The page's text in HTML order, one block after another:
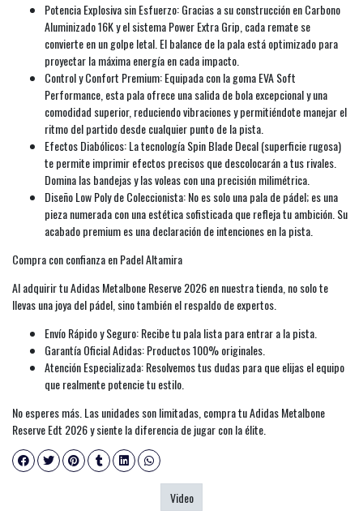
Potencia Explosiva sin Esfuerzo: Gracias a su construcción en Carbono
Aluminizado 16K y el sistema Power Extra Grip, cada remate se
convierte en un golpe letal. El balance de la pala está optimizado para
proyectar la máxima energía en cada impacto.
Control y Confort Premium: Equipada con la goma EVA Soft
Performance, esta pala ofrece una salida de bola excepcional y una
comodidad superior, reduciendo vibraciones y permitiéndote manejar el
ritmo del partido desde cualquier punto de la pista.
Efectos Diabólicos: La tecnología Spin Blade Decal (superficie rugosa)
te permite imprimir efectos precisos que descolocarán a tus rivales.
Domina las bandejas y las voleas con una precisión milimétrica.
Diseño Low Poly de Coleccionista: No es solo una pala de pádel; es una
pieza numerada con una estética sofisticada que refleja tu ambición. Su
acabado premium es una declaración de intenciones en la pista.
Compra con confianza en Padel Altamira
Al adquirir tu Adidas Metalbone Reserve 2026 en nuestra tienda, no solo te
llevas una joya del pádel, sino también el respaldo de expertos.
Envío Rápido y Seguro: Recibe tu pala lista para entrar a la pista.
Garantía Oficial Adidas: Productos 100% originales.
Atención Especializada: Resolvemos tus dudas para que elijas el equipo
que realmente potencie tu estilo.
No esperes más. Las unidades son limitadas, compra tu Adidas Metalbone
Reserve Edt 2026 y siente la diferencia de jugar con la élite.
Video